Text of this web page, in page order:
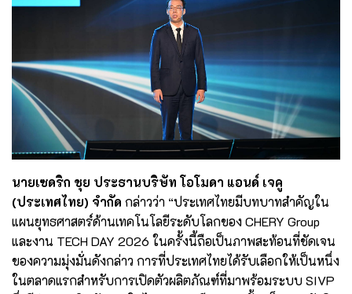
นายเซดริก ชุย ประธานบริษัท โอโมดา แอนด์ เจคู
(ประเทศไทย) จำกัด กล่าวว่า “ประเทศไทยมีบทบาทสำคัญใน
แผนยุทธศาสตร์ด้านเทคโนโลยีระดับโลกของ CHERY Group
และงาน TECH DAY 2026 ในครั้งนี้ถือเป็นภาพสะท้อนที่ชัดเจน
ของความมุ่งมั่นดังกล่าว การที่ประเทศไทยได้รับเลือกให้เป็นหนึ่ง
ในตลาดแรกสำหรับการเปิดตัวผลิตภัณฑ์ที่มาพร้อมระบบ SIVP